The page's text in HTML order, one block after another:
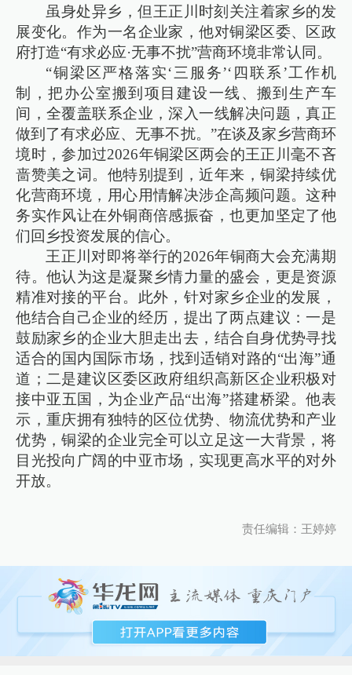
虽身处异乡，但王正川时刻关注着家乡的发
展变化。作为一名企业家，他对铜梁区委、区政
府打造“有求必应·无事不扰”营商环境非常认同。
“铜梁区严格落实‘三服务’‘四联系’工作机
制，把办公室搬到项目建设一线、搬到生产车
间，全覆盖联系企业，深入一线解决问题，真正
做到了有求必应、无事不扰。”在谈及家乡营商环
境时，参加过2026年铜梁区两会的王正川毫不吝
啬赞美之词。他特别提到，近年来，铜梁持续优
化营商环境，用心用情解决涉企高频问题。这种
务实作风让在外铜商倍感振奋，也更加坚定了他
们回乡投资发展的信心。
王正川对即将举行的2026年铜商大会充满期
待。他认为这是凝聚乡情力量的盛会，更是资源
精准对接的平台。此外，针对家乡企业的发展，
他结合自己企业的经历，提出了两点建议：一是
鼓励家乡的企业大胆走出去，结合自身优势寻找
适合的国内国际市场，找到适销对路的“出海”通
道；二是建议区委区政府组织高新区企业积极对
接中亚五国，为企业产品“出海”搭建桥梁。他表
示，重庆拥有独特的区位优势、物流优势和产业
优势，铜梁的企业完全可以立足这一大背景，将
目光投向广阔的中亚市场，实现更高水平的对外
开放。
责任编辑：王婷婷